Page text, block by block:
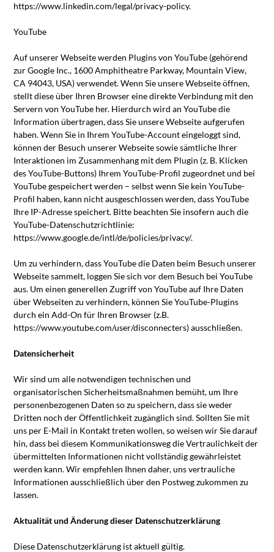
https://www.linkedin.com/legal/privacy-policy.
YouTube
Auf unserer Webseite werden Plugins von YouTube (gehörend
zur Google Inc., 1600 Amphitheatre Parkway, Mountain View,
CA 94043, USA) verwendet. Wenn Sie unsere Webseite öffnen,
stellt diese über Ihren Browser eine direkte Verbindung mit den
Servern von YouTube her. Hierdurch wird an YouTube die
Information übertragen, dass Sie unsere Webseite aufgerufen
haben. Wenn Sie in Ihrem YouTube-Account eingeloggt sind,
können der Besuch unserer Webseite sowie sämtliche Ihrer
Interaktionen im Zusammenhang mit dem Plugin (z. B. Klicken
des YouTube-Buttons) Ihrem YouTube-Profil zugeordnet und bei
YouTube gespeichert werden – selbst wenn Sie kein YouTube-
Profil haben, kann nicht ausgeschlossen werden, dass YouTube
Ihre IP-Adresse speichert. Bitte beachten Sie insofern auch die
YouTube-Datenschutzrichtlinie:
https://www.google.de/intl/de/policies/privacy/.
Um zu verhindern, dass YouTube die Daten beim Besuch unserer
Webseite sammelt, loggen Sie sich vor dem Besuch bei YouTube
aus. Um einen generellen Zugriff von YouTube auf Ihre Daten
über Webseiten zu verhindern, können Sie YouTube-Plugins
durch ein Add-On für Ihren Browser (z.B.
https://www.youtube.com/user/disconnecters) ausschließen.
Datensicherheit
Wir sind um alle notwendigen technischen und
organisatorischen Sicherheitsmaßnahmen bemüht, um Ihre
personenbezogenen Daten so zu speichern, dass sie weder
Dritten noch der Öffentlichkeit zugänglich sind. Sollten Sie mit
uns per E-Mail in Kontakt treten wollen, so weisen wir Sie darauf
hin, dass bei diesem Kommunikationsweg die Vertraulichkeit der
übermittelten Informationen nicht vollständig gewährleistet
werden kann. Wir empfehlen Ihnen daher, uns vertrauliche
Informationen ausschließlich über den Postweg zukommen zu
lassen.
Aktualität und Änderung dieser Datenschutzerklärung
Diese Datenschutzerklärung ist aktuell gültig.